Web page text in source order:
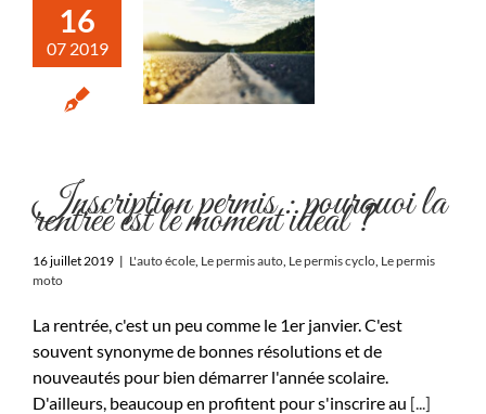
16
07 2019
Inscription permis : pourquoi la
rentrée est le moment idéal ?
16 juillet 2019 | L'auto école, Le permis auto, Le permis cyclo, Le permis
moto
La rentrée, c'est un peu comme le 1er janvier. C'est
souvent synonyme de bonnes résolutions et de
nouveautés pour bien démarrer l'année scolaire.
D'ailleurs, beaucoup en profitent pour s'inscrire au [...]